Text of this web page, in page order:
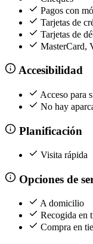
Pagos con
Tarjetas de
Tarjetas de
MasterCard,
Accesibilidad
Acceso para
No hay
Planificación
Visita rápida
Opciones de
A domicilio
Recogida en
Compra en